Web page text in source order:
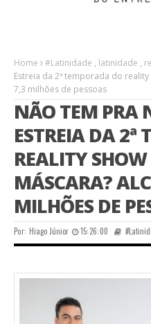
Home #Latinidade , latinidade ,
Estreia da 2ª temporada do
7,3 milhões de pessoas
NÃO TEM PRA
ESTREIA DA 2ª
REALITY
MÁSCARA?
MILHÕES DE
Por: Hiago Júnior 15:26:00